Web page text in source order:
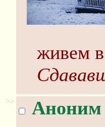
живем
>> Аноним